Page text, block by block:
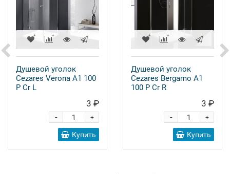
Душевой уголок
Cezares Verona A1 100
P Cr L
3 ₽
+
-
Купить
Душевой уголок
Cezares Bergamo A1
100 P Cr R
3 ₽
+
-
Купить